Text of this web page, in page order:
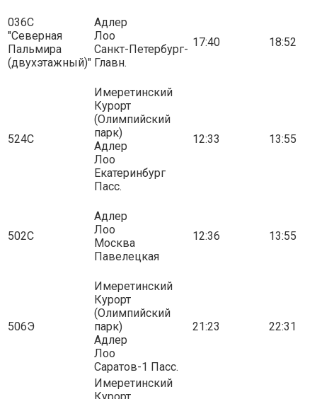
036С
"Северная
Пальмира
(двухэтажный)"
Адлер
Лоо
Санкт-Петербург-
Главн.
17:40 18:52
524С
Имеретинский
Курорт
(Олимпийский
парк)
Адлер
Лоо
Екатеринбург
Пасс.
12:33 13:55
502С
Адлер
Лоо
Москва
Павелецкая
12:36 13:55
506Э
Имеретинский
Курорт
(Олимпийский
парк)
Адлер
Лоо
Саратов-1 Пасс.
21:23 22:31
Имеретинский